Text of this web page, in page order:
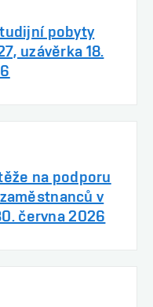
pobyty
uzávěrka 18.
na podporu
v
června 2026